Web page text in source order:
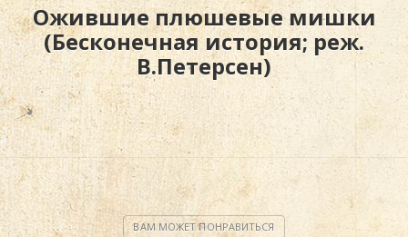
Ожившие плюшевые мишки
(Бесконечная история; реж.
В.Петерсен)